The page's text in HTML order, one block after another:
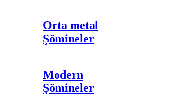
Orta metal
Şömineler
Modern
Şömineler